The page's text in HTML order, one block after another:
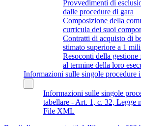
Provvedimenti di
dalle procedure di gara
Composizione della
curricula dei suoi
Contratti di acquisto di
stimato superiore a 1
Resoconti della
al termine della loro
Informazioni sulle singole procedure
Informazioni sulle singole
tabellare - Art. 1, c. 32, Legge
File XML